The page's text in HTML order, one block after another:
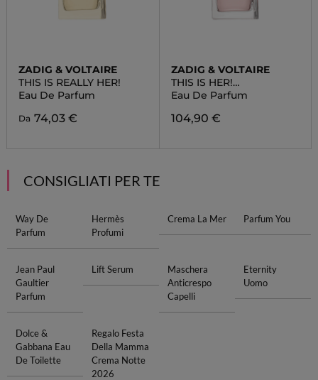
ZADIG & VOLTAIRE
THIS IS REALLY HER!
Eau De Parfum
Da 74,03 €
ZADIG & VOLTAIRE
THIS IS HER!
UNDRESSED
Eau De Parfum
104,90 €
CONSIGLIATI PER TE
Way De
Parfum
Hermès
Profumi
Crema La Mer Parfum You
Jean Paul
Gaultier
Parfum
Lift Serum
Maschera
Anticrespo
Capelli
Eternity
Uomo
Dolce &
Gabbana Eau
De Toilette
Regalo Festa
Della Mamma
Crema Notte
2026